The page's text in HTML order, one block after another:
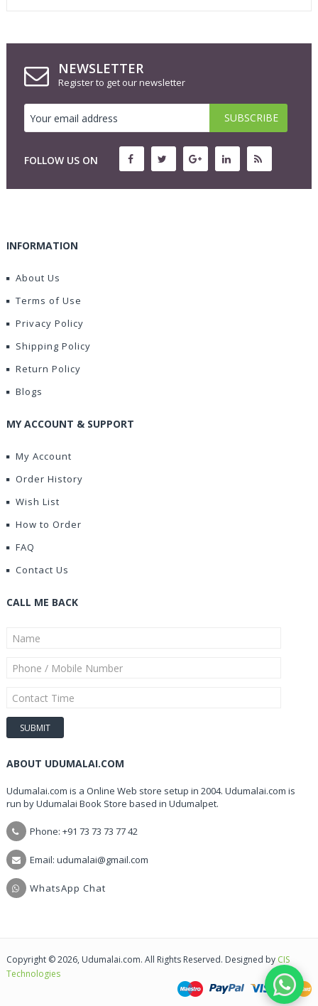
NEWSLETTER
Register to get our newsletter
FOLLOW US ON
INFORMATION
About Us
Terms of Use
Privacy Policy
Shipping Policy
Return Policy
Blogs
MY ACCOUNT & SUPPORT
My Account
Order History
Wish List
How to Order
FAQ
Contact Us
CALL ME BACK
ABOUT UDUMALAI.COM
Udumalai.com is a Online Web store setup in 2004. Udumalai.com is
run by Udumalai Book Store based in Udumalpet.
Phone: +91 73 73 73 77 42
Email: udumalai@gmail.com
WhatsApp Chat
Copyright © 2026, Udumalai.com. All Rights Reserved. Designed by CIS
Technologies